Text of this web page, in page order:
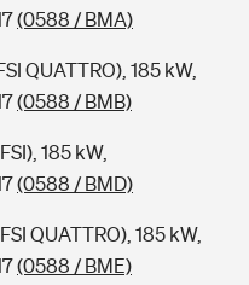
(0588 / BMA)
QUATTRO), 185 kW,
(0588 / BMB)
185 kW,
(0588 / BMD)
QUATTRO), 185 kW,
(0588 / BME)